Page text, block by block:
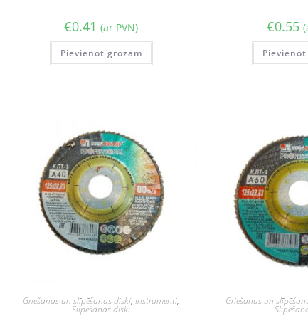
€0.41 (ar PVN)
Pievienot grozam
€0.55
Griešanas un slīpēšanas diski,Instrumenti,
Slīpēšanas diski
Griešanas un